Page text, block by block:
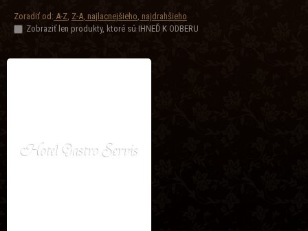
Zoradiť od: A-Z, Z-A, najlacnejšieho, najdrahšieho
Zobraziť len produkty, ktoré sú IHNEĎ K ODBERU